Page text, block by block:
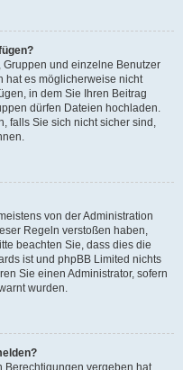
und einzelne Benutzer
hat es möglicherweise nicht
in dem Sie Ihren Beitrag
dürfen Dateien hochladen.
falls Sie sich nicht sicher sind,
von der Administration
Regeln verstoßen haben,
beachten Sie, dass dies die
ist und phpBB Limited nichts
Sie einen Administrator, sofern
wurden.
vergeben hat,